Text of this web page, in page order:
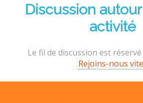
Discussion
activité
Le fil de discussion est
Rejoins-nous vite